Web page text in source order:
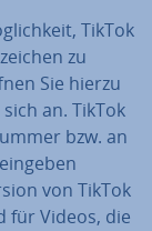
TikTok
zu
Sie hierzu
an. TikTok
bzw. an
von TikTok
für Videos, die